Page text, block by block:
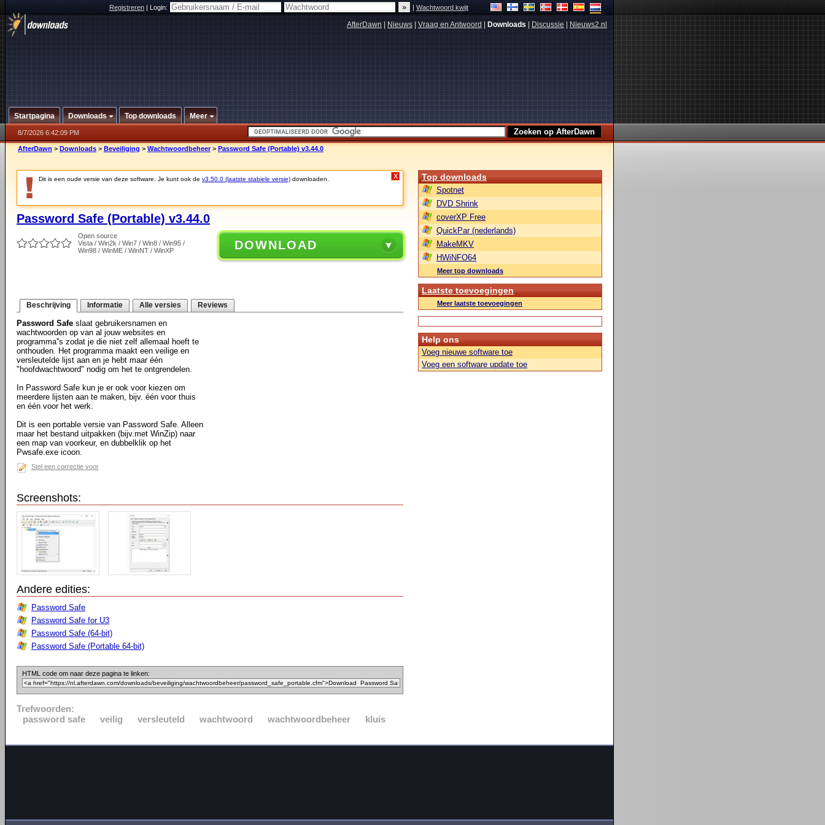
Registreren|Login: |Wachtwoord kwijt
AfterDawn Nieuws Vraag en Antwoord Downloads Discussie Nieuws2.nl
Startpagina Downloads Top downloads Meer
8/7/2026 6:42:09 PM
AfterDawn > Downloads > Beveiliging > Wachtwoordbeheer > Password Safe (Portable) v3.44.0
Dit is een oude versie van deze software. Je kunt ook de v3.50.0 (laatste stabiele versie) downloaden. X
Password Safe (Portable) v3.44.0
Open source
Vista / Win2k / Win7 / Win8 / Win95 /
Win98 / WinME / WinNT / WinXP
DOWNLOAD
Beschrijving Informatie Alle versies Reviews
Password Safe slaat gebruikersnamen en
wachtwoorden op van al jouw websites en
programma''s zodat je die niet zelf allemaal hoeft te
onthouden. Het programma maakt een veilige en
versleutelde lijst aan en je hebt maar één
"hoofdwachtwoord" nodig om het te ontgrendelen.
In Password Safe kun je er ook voor kiezen om
meerdere lijsten aan te maken, bijv. één voor thuis
en één voor het werk.
Dit is een portable versie van Password Safe. Alleen
maar het bestand uitpakken (bijv.met WinZip) naar
een map van voorkeur, en dubbelklik op het
Pwsafe.exe icoon.
Stel een correctie voor
Screenshots:
Andere edities:
Password Safe
Password Safe for U3
Password Safe (64-bit)
Password Safe (Portable 64-bit)
HTML code om naar deze pagina te linken:
Trefwoorden:
password safe
veilig versleuteld wachtwoord wachtwoordbeheer kluis
Top downloads
Spotnet
DVD Shrink
coverXP Free
QuickPar (nederlands)
MakeMKV
HWiNFO64
Meer top downloads
Laatste toevoegingen
Meer laatste toevoegingen
Help ons
Voeg nieuwe software toe
Voeg een software update toe